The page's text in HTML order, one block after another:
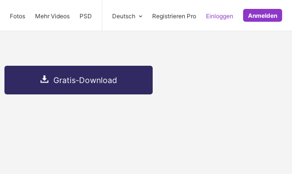
Fotos Mehr Videos PSD Deutsch Registrieren Pro Einloggen Anmelden
Gratis-Download